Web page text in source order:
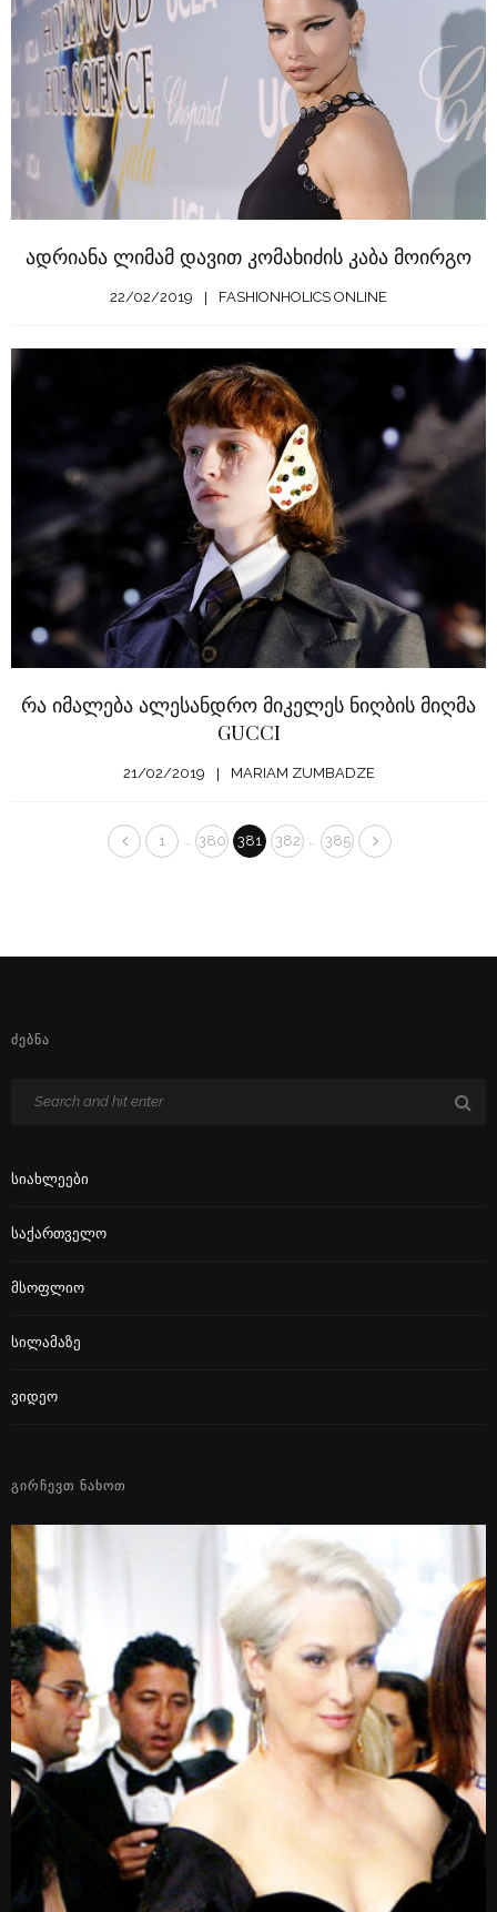
ადრიანა ლიმამ დავით კომახიძის კაბა მოირგო
22/02/2019 FASHIONHOLICS ONLINE
რა იმალება ალესანდრო მიკელეს ნიღბის მიღმა
GUCCI
21/02/2019 MARIAM ZUMBADZE
1 380 381 382 385
ᲫᲔᲑᲜᲐ
Სიახლეები
Საქართველო
Მსოფლიო
Სილამაზე
Ვიდეო
ᲒᲘᲠᲩᲔᲕᲗ ᲜᲐᲮᲝᲗ